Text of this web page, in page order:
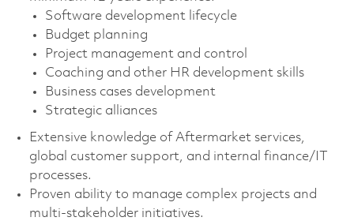
Software development lifecycle
Budget planning
Project management and control
Coaching and other HR development skills
Business cases development
Strategic alliances
Extensive knowledge of Aftermarket services,
global customer support, and internal finance/IT
processes.
Proven ability to manage complex projects and
multi-stakeholder initiatives.